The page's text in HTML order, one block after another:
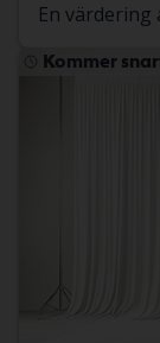
En
Kommer